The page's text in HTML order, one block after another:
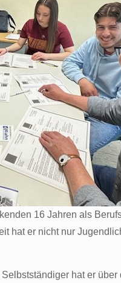
16 Jahren als
hat er nicht nur
hat er